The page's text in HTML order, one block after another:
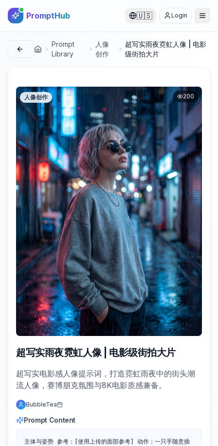
PromptHub 🇺🇸 Login
首页
Prompt
Library
人像
创作
超写实雨夜霓虹人像 | 电影
级街拍大片
人像创作 200
超写实雨夜霓虹人像 | 电影级街拍大片
超写实电影感人像提示词，打造霓虹雨夜中的街头潮
流人像，赛博朋克氛围与8K电影质感兼备。
BubbleTea
Prompt Content
主体与姿势 参考：[使用上传的面部参考] 动作：一只手随意插